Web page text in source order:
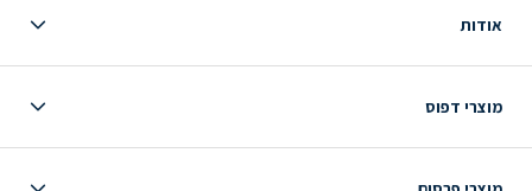
אודות
מוצרי דפוס